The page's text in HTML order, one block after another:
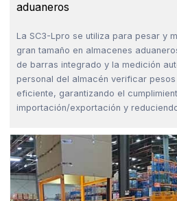
aduaneros
La SC3-Lpro se utiliza para pesar y
gran tamaño en almacenes
de barras integrado y la medición
personal del almacén verificar
eficiente, garantizando el
importación/exportación y